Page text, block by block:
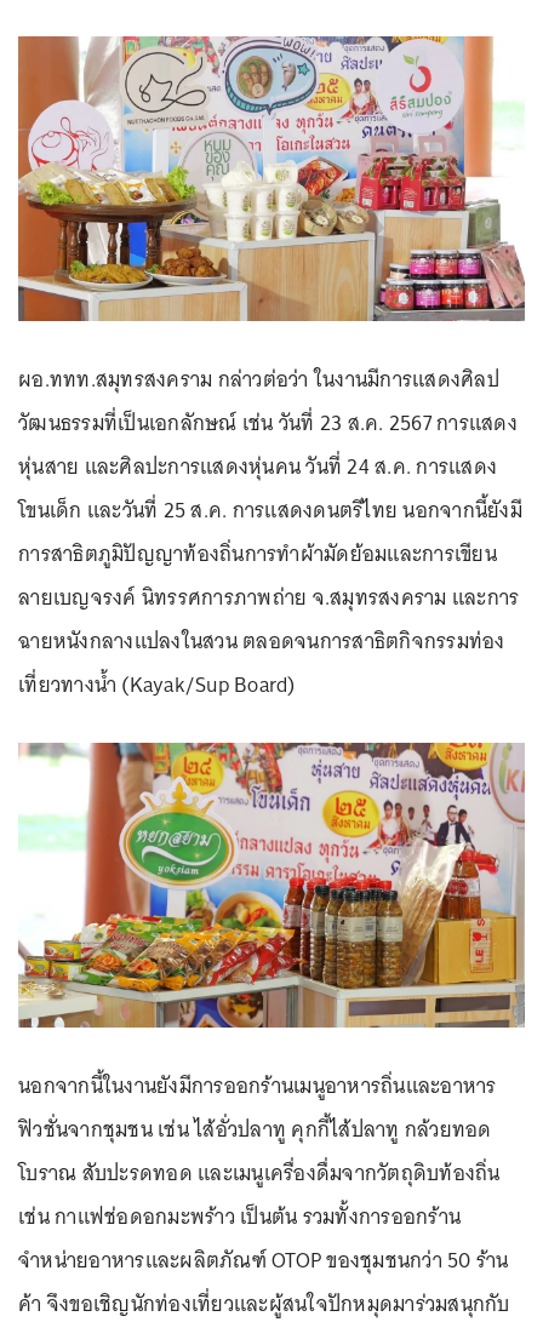
ผอ.ททท.สมุทรสงคราม กล่าวต่อว่า ในงานมีการแสดงศิลป
วัฒนธรรมที่เป็นเอกลักษณ์ เช่น วันที่ 23 ส.ค. 2567 การแสดง
หุ่นสาย และศิลปะการแสดงหุ่นคน วันที่ 24 ส.ค. การแสดง
โขนเด็ก และวันที่ 25 ส.ค. การแสดงดนตรีไทย นอกจากนี้ยังมี
การสาธิตภูมิปัญญาท้องถิ่นการทำผ้ามัดย้อมและการเขียน
ลายเบญจรงค์ นิทรรศการภาพถ่าย จ.สมุทรสงคราม และการ
ฉายหนังกลางแปลงในสวน ตลอดจนการสาธิตกิจกรรมท่อง
เที่ยวทางน้ำ (Kayak/Sup Board)
นอกจากนี้ในงานยังมีการออกร้านเมนูอาหารถิ่นและอาหาร
ฟิวชั่นจากชุมชน เช่น ไส้อั่วปลาทู คุกกี้ไส้ปลาทู กล้วยทอด
โบราณ สับปะรดทอด และเมนูเครื่องดื่มจากวัตถุดิบท้องถิ่น
เช่น กาแฟช่อดอกมะพร้าว เป็นต้น รวมทั้งการออกร้าน
จำหน่ายอาหารและผลิตภัณฑ์ OTOP ของชุมชนกว่า 50 ร้าน
ค้า จึงขอเชิญนักท่องเที่ยวและผู้สนใจปักหมุดมาร่วมสนุกกับ